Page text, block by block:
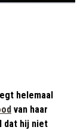
helemaal
van haar
dat hij niet